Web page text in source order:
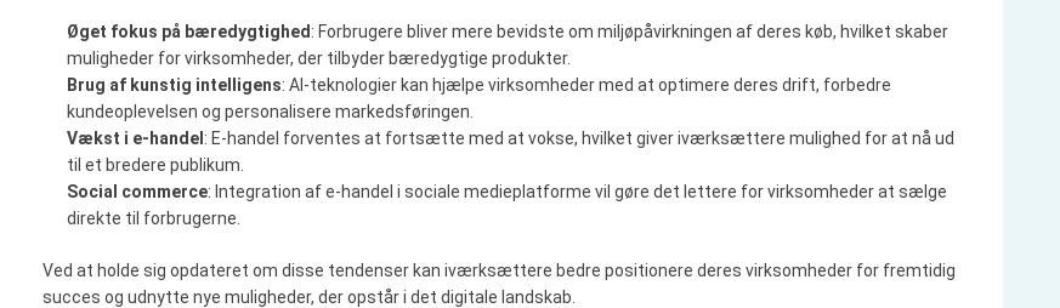
Øget fokus på bæredygtighed : Forbrugere bliver mere bevidste om miljøpåvirkningen af deres køb, hvilket skaber
muligheder for virksomheder, der tilbyder bæredygtige produkter.
Brug af kunstig intelligens: AI-teknologier kan hjælpe virksomheder med at optimere deres drift, forbedre
kundeoplevelsen og personalisere markedsføringen.
Vækst i e-handel : E-handel forventes at fortsætte med at vokse, hvilket giver iværksættere mulighed for at nå ud
til et bredere publikum.
Social commerce: Integration af e-handel i sociale medieplatforme vil gøre det lettere for virksomheder at sælge
direkte til forbrugerne.
Ved at holde sig opdateret om disse tendenser kan iværksættere bedre positionere deres virksomheder for fremtidig
succes og udnytte nye muligheder, der opstår i det digitale landskab.